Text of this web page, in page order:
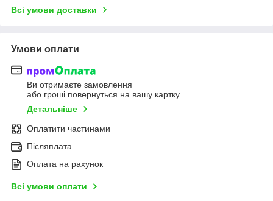
Всі умови доставки
Умови оплати
Ви отримаєте замовлення
або гроші повернуться на вашу картку
Детальніше
Оплатити частинами
Післяплата
Оплата на рахунок
Всі умови оплати